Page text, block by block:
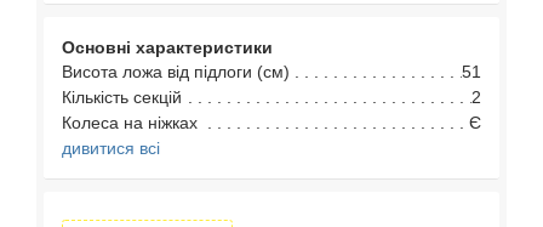
Основні характеристики
Висота ложа від підлоги (см)
51
Кількість секцій
2
Колеса на ніжках
Є
дивитися всі